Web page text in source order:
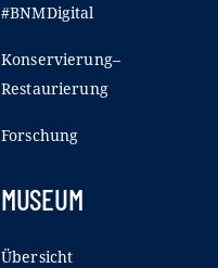
#BNMDigital
Konservierung–
Restaurierung
Forschung
MUSEUM
Übersicht